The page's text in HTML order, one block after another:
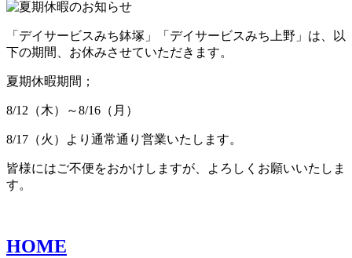
「デイサービスみち鉢塚」「デイサービスみち上野」は、以
下の期間、お休みさせていただきます。
夏期休暇期間；
8/12（木）～8/16（月）
8/17（火）より通常通り営業いたします。
皆様にはご不便をおかけしますが、よろしくお願いいたしま
す。
HOME